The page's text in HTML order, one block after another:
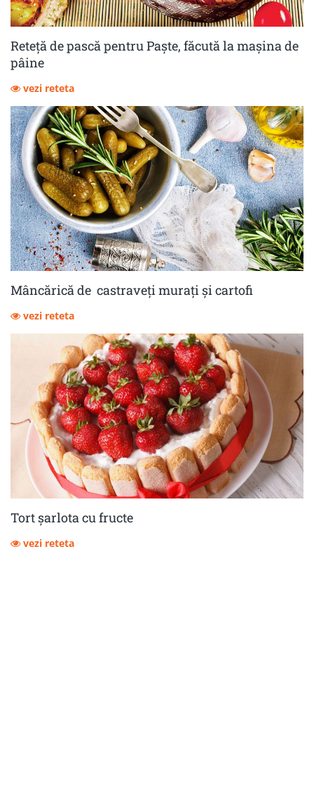
Reteță de pască pentru Paște, făcută la mașina de
pâine
vezi reteta
Mâncărică de castraveţi muraţi şi cartofi
vezi reteta
Tort șarlota cu fructe
vezi reteta